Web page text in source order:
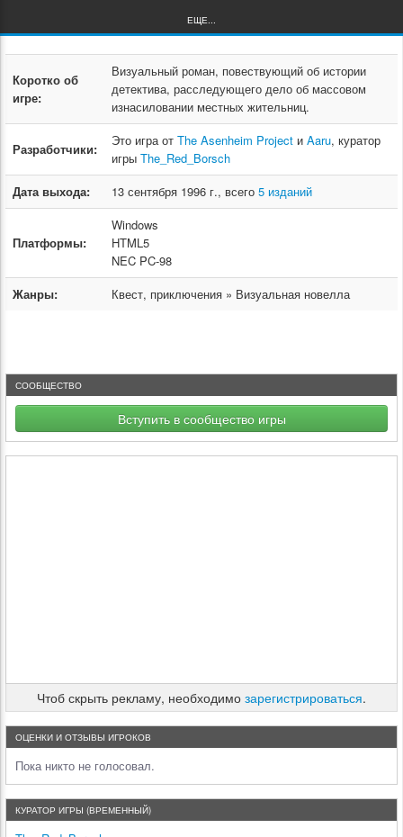
ЕЩЕ...
Коротко об
игре:
Визуальный роман, повествующий об истории
детектива, расследующего дело об массовом
изнасиловании местных жительниц.
Разработчики:
Это игра от The Asenheim Project и Aaru, куратор
игры The_Red_Borsch
Дата выхода:
13 сентября 1996 г., всего 5 изданий
Платформы:
Windows
HTML5
NEC PC-98
Жанры:
Квест, приключения » Визуальная новелла
СООБЩЕСТВО
Вступить в сообщество игры
Чтоб скрыть рекламу, необходимо зарегистрироваться.
ОЦЕНКИ И ОТЗЫВЫ ИГРОКОВ
Пока никто не голосовал.
КУРАТОР ИГРЫ (ВРЕМЕННЫЙ)